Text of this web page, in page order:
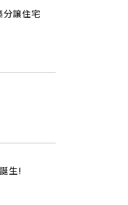
分譲住宅
生!